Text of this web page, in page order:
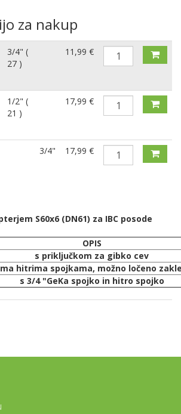
za nakup
3/4" (
27 )
11,99 €
1/2" (
21 )
17,99 €
3/4" 17,99 €
S60x6 (DN61) za IBC posode
OPIS
s priključkom za gibko cev
hitrima spojkama, možno ločeno
s 3/4 "GeKa spojko in hitro spojko